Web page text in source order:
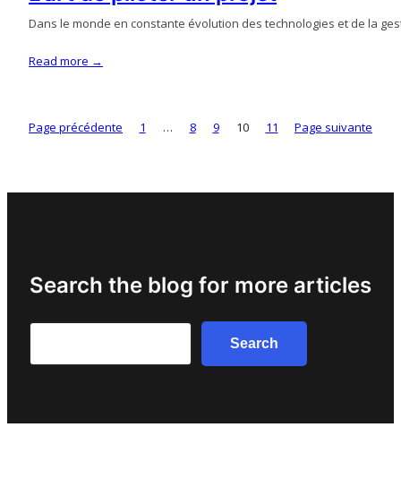
Dans le monde en constante évolution des technologies et de la
Read more →
Page précédente 1 … 8 9 10 11 Page suivante
Search the blog for more articles
Search
Search